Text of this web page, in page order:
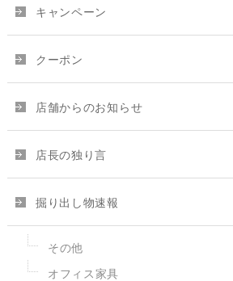
キャンペーン
クーポン
店舗からのお知らせ
店長の独り言
掘り出し物速報
その他
オフィス家具